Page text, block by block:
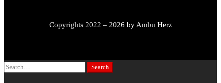
Copyrights 2022 – 2026 by Ambu Herz
Search
Search